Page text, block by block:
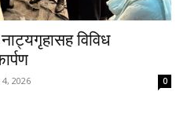
विविध
2026 0